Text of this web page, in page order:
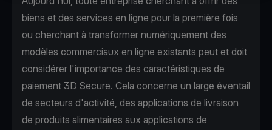
biens et des services en ligne pour la première fois
ou cherchant à transformer numériquement des
modèles commerciaux en ligne existants peut et doit
considérer l'importance des caractéristiques de
paiement 3D Secure. Cela concerne un large éventail
de secteurs d'activité, des applications de livraison
de produits alimentaires aux applications de